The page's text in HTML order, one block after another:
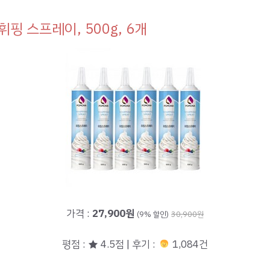
핑 스프레이, 500g, 6개
가격 : 27,900원 (9% 할인) 30,900원
평점 : ★ 4.5점 | 후기 : 1,084건